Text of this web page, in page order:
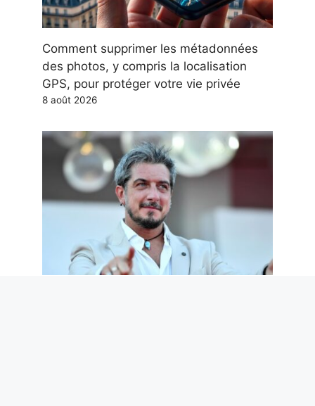
Comment supprimer les métadonnées
des photos, y compris la localisation
GPS, pour protéger votre vie privée
8 août 2026